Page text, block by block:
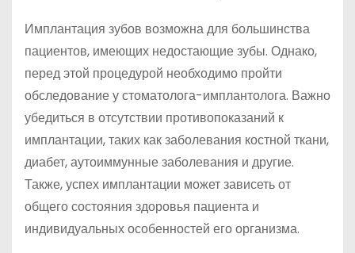
Имплантация зубов возможна для большинства
пациентов, имеющих недостающие зубы. Однако,
перед этой процедурой необходимо пройти
обследование у стоматолога-имплантолога. Важно
убедиться в отсутствии противопоказаний к
имплантации, таких как заболевания костной ткани,
диабет, аутоиммунные заболевания и другие.
Также, успех имплантации может зависеть от
общего состояния здоровья пациента и
индивидуальных особенностей его организма.